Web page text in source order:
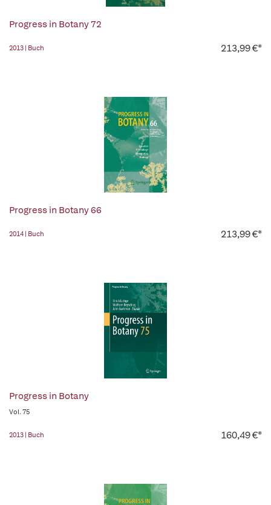
Progress in Botany 72
2013 | Buch 213,99 €*
Progress in Botany 66
2014 | Buch 213,99 €*
Progress in Botany
Vol. 75
2013 | Buch 160,49 €*